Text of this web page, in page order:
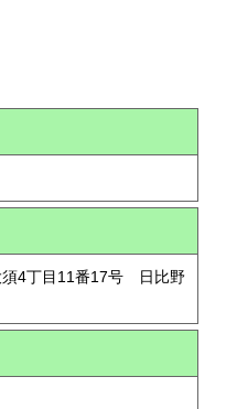
4丁目11番17号 日比野